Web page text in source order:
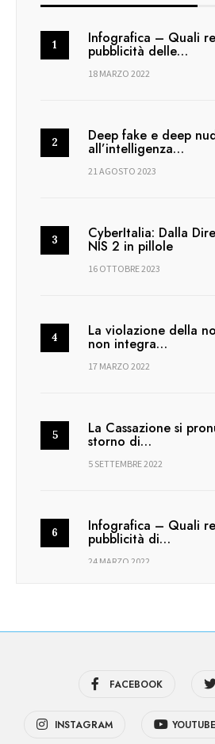
Infografica – Quali
pubblicità delle…
18 MARZO 2022
Deep fake e deep
all’intelligenza…
21 AGOSTO 2023
CyberItalia: Dalla
NIS 2 in pillole
16 OTTOBRE 2023
La violazione della
non integra…
17 MARZO 2022
La Cassazione si
storno di…
5 SETTEMBRE 2022
Infografica – Quali
pubblicità di…
24 MARZO 2022
FACEBOOK
INSTAGRAM YOUTUBE